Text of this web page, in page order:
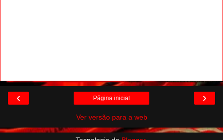
‹ ›
Página inicial
Ver versão para a web